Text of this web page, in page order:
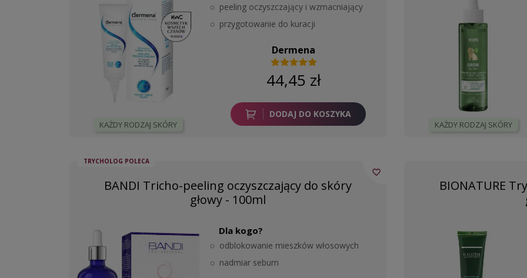
KAŻDY RODZAJ SKÓRY
peeling oczyszczający i wzmacniający
przygotowanie do kuracji
Dermena
44,45 zł
DODAJ DO KOSZYKA
KAŻDY RODZAJ SKÓRY
TRYCHOLOG POLECA
BANDI Tricho-peeling oczyszczający do skóry
głowy - 100ml
Dla kogo?
odblokowanie mieszków włosowych
nadmiar sebum
favorite_border
BIONATURE